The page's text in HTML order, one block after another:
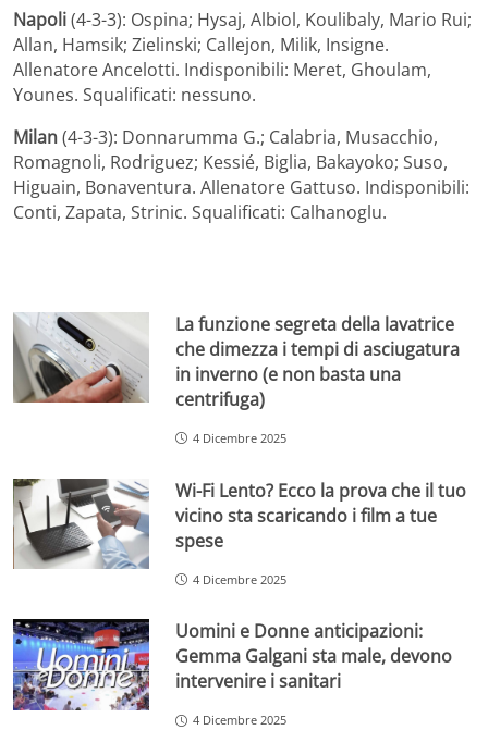
Napoli(4-3-3): Ospina; Hysaj, Albiol, Koulibaly, Mario Rui;
Allan, Hamsik; Zielinski; Callejon, Milik, Insigne.
Allenatore Ancelotti. Indisponibili: Meret, Ghoulam,
Younes. Squalificati: nessuno.
Milan(4-3-3): Donnarumma G.; Calabria, Musacchio,
Romagnoli, Rodriguez; Kessié, Biglia, Bakayoko; Suso,
Higuain, Bonaventura. Allenatore Gattuso. Indisponibili:
Conti, Zapata, Strinic. Squalificati: Calhanoglu.
La funzione segreta della lavatrice
che dimezza i tempi di asciugatura
in inverno (e non basta una
centrifuga)
4 Dicembre 2025
Wi-Fi Lento? Ecco la prova che il tuo
vicino sta scaricando i film a tue
spese
4 Dicembre 2025
Uomini e Donne anticipazioni:
Gemma Galgani sta male, devono
intervenire i sanitari
4 Dicembre 2025